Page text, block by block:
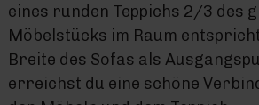
eines runden Teppichs 2/3 des
Möbelstücks im Raum
Breite des Sofas als
erreichst du eine schöne